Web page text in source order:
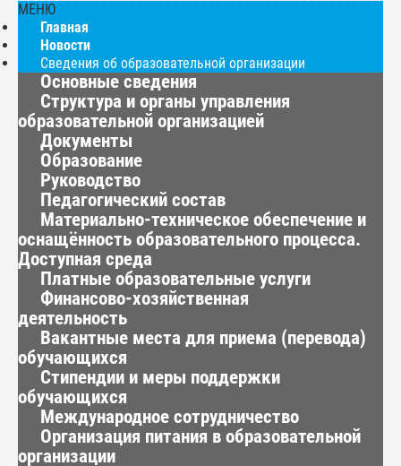
МЕНЮ
Главная
Новости
Сведения об образовательной организации
Основные сведения
Структура и органы управления
образовательной организацией
Документы
Образование
Руководство
Педагогический состав
Материально-техническое обеспечение и
оснащённость образовательного процесса.
Доступная среда
Платные образовательные услуги
Финансово-хозяйственная
деятельность
Вакантные места для приема (перевода)
обучающихся
Стипендии и меры поддержки
обучающихся
Международное сотрудничество
Организация питания в образовательной
организации